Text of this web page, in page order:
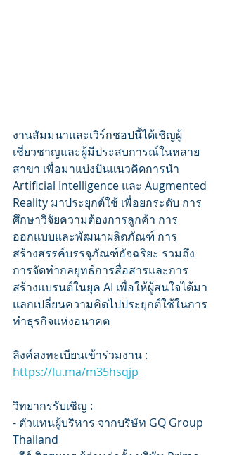
​งานสัมมนาและเวิร์กชอปนี้ได้เชิญผู้
เชี่ยวชาญและผู้มีประสบการณ์ในหลาย
สาขา เพื่อมาแบ่งปันแนวคิดการนำ
Artificial Intelligence และ Augmented
Reality มาประยุกต์ใช้ เพื่อยกระดับ การ
ศึกษาวิจัยความต้องการลูกค้า การ
ออกแบบและพัฒนาผลิตภัณฑ์ การ
สร้างสรรค์บรรจุภัณฑ์อัจฉริยะ รวมถึง
การจัดทำกลยุทธ์การสื่อสารและการ
สร้างแบรนด์ในยุค AI เพื่อให้ผู้สนใจได้มา
แลกเปลี่ยนความคิดไปประยุกต์ใช้ในการ
ทำธุรกิจแห่งอนาคต
ลิงค์ลงทะเบียนเข้าร่วมงาน :
https://lu.ma/m35hsqjp
​วิทยากรรับเชิญ :
- ตัวแทนผู้บริหาร จากบริษัท GQ Group
Thailand